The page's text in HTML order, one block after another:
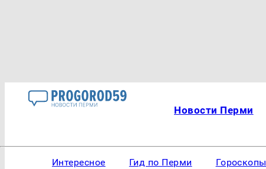
Новости Перми
Интересное Гид по Перми Гороскопы